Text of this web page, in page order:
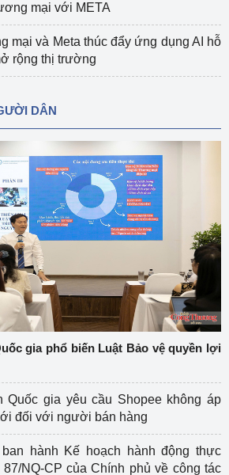
mại với META
mại và Meta thúc đẩy ứng dụng AI hỗ
rộng thị trường
DÂN
gia phổ biến Luật Bảo vệ quyền lợi
Quốc gia yêu cầu Shopee không áp
đối với người bán hàng
hành Kế hoạch hành động thực
NQ-CP của Chính phủ về công tác